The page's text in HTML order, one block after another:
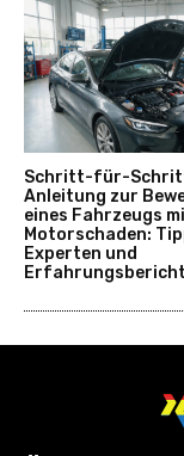
Schritt-für-
Anleitung zur
eines Fahrzeugs
Motorschaden:
Experten und